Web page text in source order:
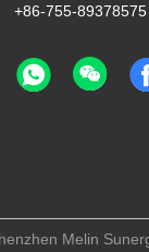
+86-755-89378575
Melin